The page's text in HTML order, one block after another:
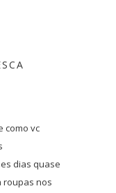
como vc
dias quase
roupas nos